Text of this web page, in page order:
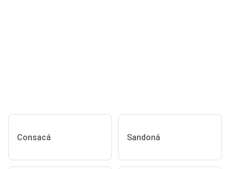
Consacá Sandoná